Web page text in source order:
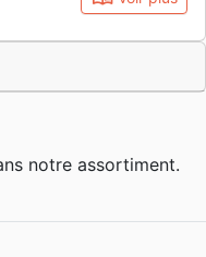
de Théologie
en théologie,
honoris causa,
Philadelphie
Marcher dans
(qui habitent en
est une prolongation
l'enseignement. Je
notre assortiment.